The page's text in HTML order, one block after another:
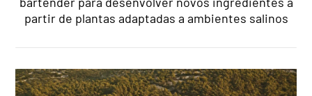
partir de plantas adaptadas a ambientes salinos